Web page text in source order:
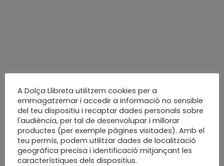
Es pot embolicar un
viatge?
embolcall
LEARN MORE
A Dolça Llibreta utilitzem cookies per a
emmagatzemar i accedir a informació no sensible
del teu dispositiu i recaptar dades personals sobre
l'audiència, per tal de desenvolupar i millorar
productes (per exemple pàgines visitades). Amb el
teu permís, podem utilitzar dades de localització
geogràfica precisa i identificació mitjançant les
característiques dels dispositius.